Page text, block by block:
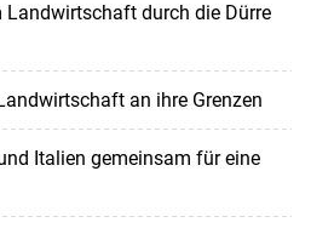
Landwirtschaft durch die Dürre
an ihre Grenzen
Italien gemeinsam für eine